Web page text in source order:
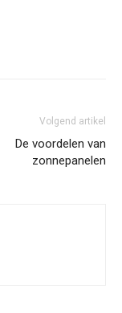
Volgend artikel
De voordelen van
zonnepanelen